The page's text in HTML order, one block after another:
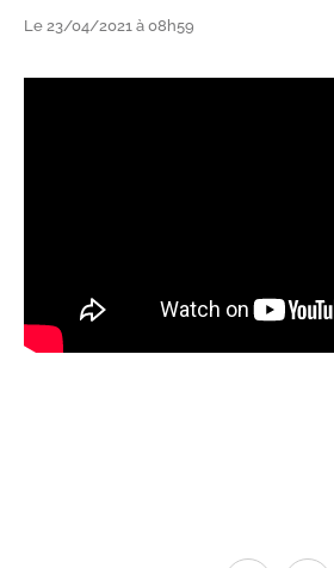
Le 23/04/2021 à 08h59